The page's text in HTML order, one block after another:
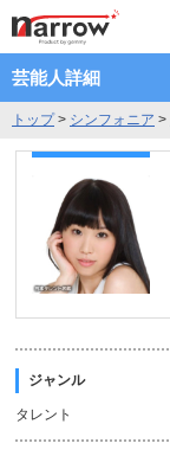
芸能人詳細
トップ> シンフォニア >
ジャンル
タレント